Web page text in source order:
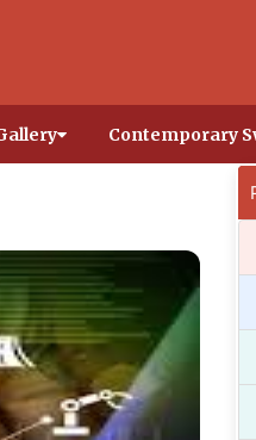
Contemporary